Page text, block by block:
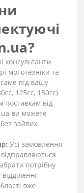
консультанти
мототехніки та
під вашу
125сс, 150сс).
поставкам від
ви можете
зайвих
Усі замовлення
потрібну
вже